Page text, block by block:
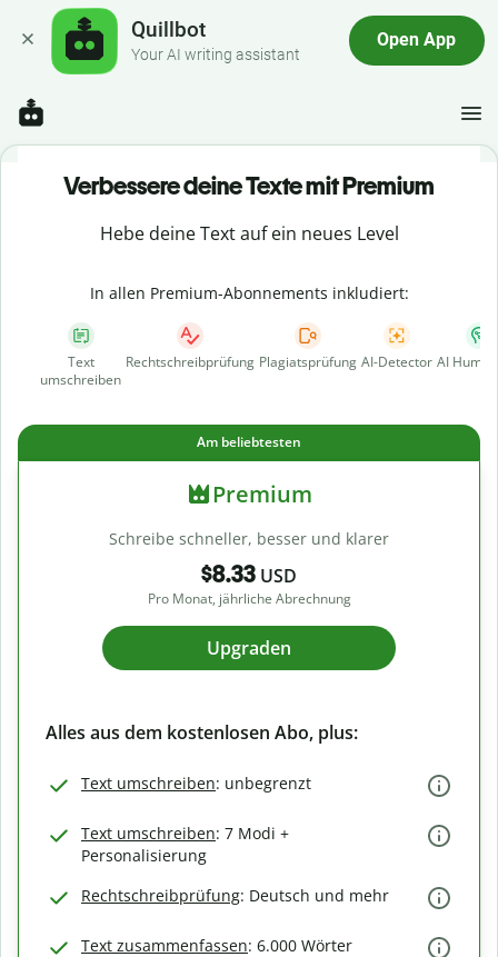
Quillbot
Your AI writing assistant
Open App
Verbessere deine Texte mit Premium
Hebe deine Text auf ein neues Level
In allen Premium-Abonnements inkludiert:
Text
umschreiben
Rechtschreibprüfung Plagiatsprüfung AI-Detector AI
Am beliebtesten
Premium
Schreibe schneller, besser und klarer
$8.33 USD
Pro Monat, jährliche Abrechnung
Upgraden
Alles aus dem kostenlosen Abo, plus:
Text umschreiben: unbegrenzt
Text umschreiben: 7 Modi +
Personalisierung
Rechtschreibprüfung: Deutsch und mehr
Text zusammenfassen: 6.000 Wörter